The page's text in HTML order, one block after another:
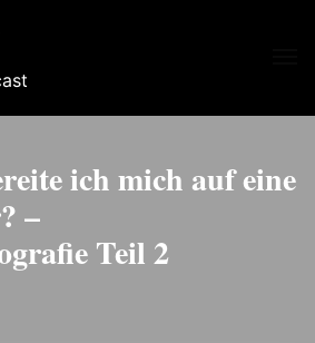
ich mich auf eine
–
Teil 2